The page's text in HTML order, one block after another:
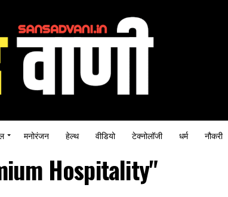
मनोरंजन हेल्थ वीडियो टेक्नोलॉजी धर्म नौकरी
Hospitality"